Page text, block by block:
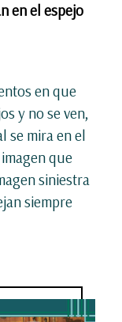
en el espejo
en que
y no se ven,
se mira en el
que
siniestra
siempre